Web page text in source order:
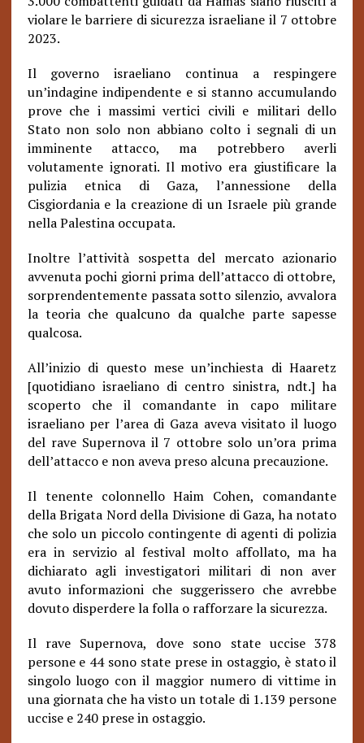
violare le barriere di sicurezza israeliane il 7 ottobre
2023.
Il governo israeliano continua a respingere
un’indagine indipendente e si stanno accumulando
prove che i massimi vertici civili e militari dello
Stato non solo non abbiano colto i segnali di un
imminente attacco, ma potrebbero averli
volutamente ignorati. Il motivo era giustificare la
pulizia etnica di Gaza, l’annessione della
Cisgiordania e la creazione di un Israele più grande
nella Palestina occupata.
Inoltre l’attività sospetta del mercato azionario
avvenuta pochi giorni prima dell’attacco di ottobre,
sorprendentemente passata sotto silenzio, avvalora
la teoria che qualcuno da qualche parte sapesse
qualcosa.
All’inizio di questo mese un’inchiesta di Haaretz
[quotidiano israeliano di centro sinistra, ndt.] ha
scoperto che il comandante in capo militare
israeliano per l’area di Gaza aveva visitato il luogo
del rave Supernova il 7 ottobre solo un’ora prima
dell’attacco e non aveva preso alcuna precauzione.
Il tenente colonnello Haim Cohen, comandante
della Brigata Nord della Divisione di Gaza, ha notato
che solo un piccolo contingente di agenti di polizia
era in servizio al festival molto affollato, ma ha
dichiarato agli investigatori militari di non aver
avuto informazioni che suggerissero che avrebbe
dovuto disperdere la folla o rafforzare la sicurezza.
Il rave Supernova, dove sono state uccise 378
persone e 44 sono state prese in ostaggio, è stato il
singolo luogo con il maggior numero di vittime in
una giornata che ha visto un totale di 1.139 persone
uccise e 240 prese in ostaggio.